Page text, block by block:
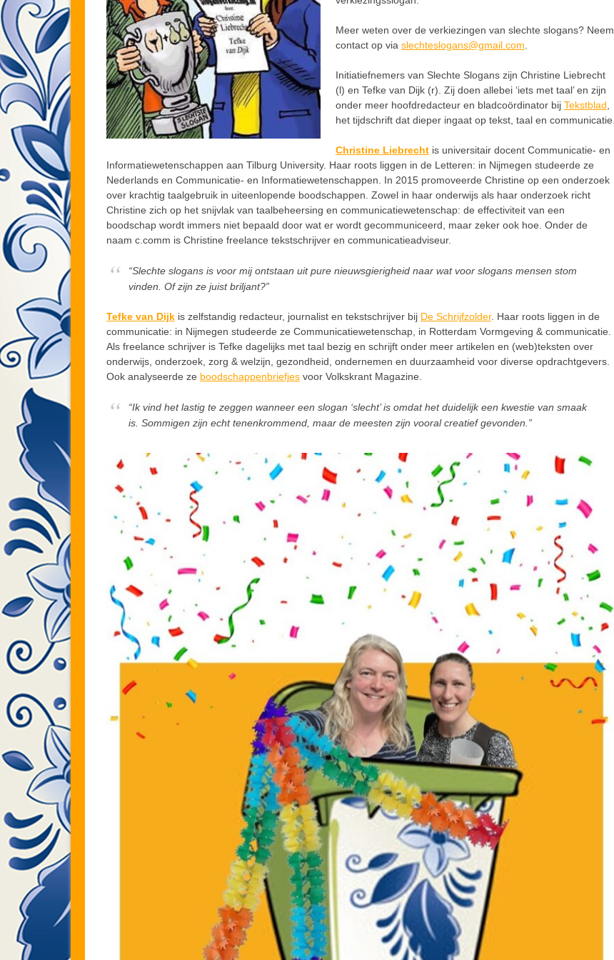
Meer weten over de verkiezingen van slechte slogans? Neem
contact op via slechteslogans@gmail.com
Initiatiefnemers van Slechte Slogans zijn Christine Liebrecht
(l) en Tefke van Dijk (r). Zij doen allebei ‘iets met taal’ en zijn
onder meer hoofdredacteur en bladcoördinator bij Tekstblad
het tijdschrift dat dieper ingaat op tekst, taal en communicatie.
Christine Liebrechtis universitair docent Communicatie- en
Informatiewetenschappen aan Tilburg University. Haar roots liggen in de Letteren: in Nijmegen studeerde ze
Nederlands en Communicatie- en Informatiewetenschappen. In 2015 promoveerde Christine op een onderzoek
over krachtig taalgebruik in uiteenlopende boodschappen. Zowel in haar onderwijs als haar onderzoek richt
Christine zich op het snijvlak van taalbeheersing en communicatiewetenschap: de effectiviteit van een
boodschap wordt immers niet bepaald door wat er wordt gecommuniceerd, maar zeker ook hoe. Onder de
naam c.comm is Christine freelance tekstschrijver en communicatieadviseur.
“Slechte slogans is voor mij ontstaan uit pure nieuwsgierigheid naar wat voor slogans mensen stom
vinden. Of zijn ze juist briljant?”
Tefke van Dijkis zelfstandig redacteur, journalist en tekstschrijver bij De Schrijfzolder. Haar roots liggen in de
communicatie: in Nijmegen studeerde ze Communicatiewetenschap, in Rotterdam Vormgeving & communicatie.
Als freelance schrijver is Tefke dagelijks met taal bezig en schrijft onder meer artikelen en (web)teksten over
onderwijs, onderzoek, zorg & welzijn, gezondheid, ondernemen en duurzaamheid voor diverse opdrachtgevers.
Ook analyseerde ze boodschappenbriefjesvoor Volkskrant Magazine.
“Ik vind het lastig te zeggen wanneer een slogan ‘slecht’ is omdat het duidelijk een kwestie van smaak
is. Sommigen zijn echt tenenkrommend, maar de meesten zijn vooral creatief gevonden.”